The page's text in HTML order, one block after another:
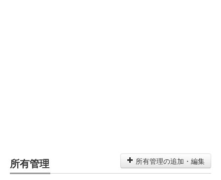
所有管理 所有管理の追加・編集